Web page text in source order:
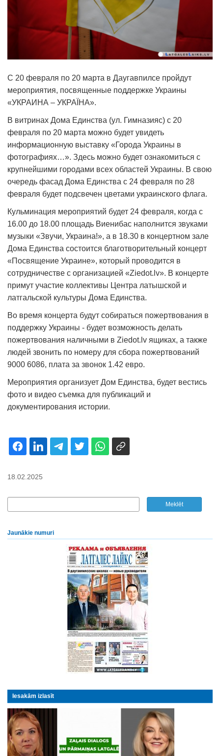
С 20 февраля по 20 марта в Даугавпилсе пройдут
мероприятия, посвященные поддержке Украины
«УКРАИНА – УКРАÏНА».
В витринах Дома Единства (ул. Гимназияс) с 20
февраля по 20 марта можно будет увидеть
информационную выставку «Города Украины в
фотографиях…». Здесь можно будет ознакомиться с
крупнейшими городами всех областей Украины. В свою
очередь фасад Дома Единства с 24 февраля по 28
февраля будет подсвечен цветами украинского флага.
Кульминация мероприятий будет 24 февраля, когда с
16.00 до 18.00 площадь Виенибас наполнится звуками
музыки «Звучи, Украина!», а в 18.30 в концертном зале
Дома Единства состоится благотворительный концерт
«Посвящение Украине», который проводится в
сотрудничестве с организацией «Ziedot.lv». В концерте
примут участие коллективы Центра латышской и
латгальской культуры Дома Единства.
Во время концерта будут собираться пожертвования в
поддержку Украины - будет возможность делать
пожертвования наличными в Ziedot.lv ящиках, а также
людей звонить по номеру для сбора пожертвований
9000 6086, плата за звонок 1.42 евро.
Мероприятия организует Дом Единства, будет вестись
фото и видео съемка для публикаций и
документирования истории.
18.02.2025
Jaunākie numuri
Iesakām izlasīt